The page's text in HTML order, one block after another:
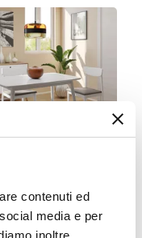
contenuti ed
media e per
inoltre
pranzo 120x75 cm
bianco - Pixis